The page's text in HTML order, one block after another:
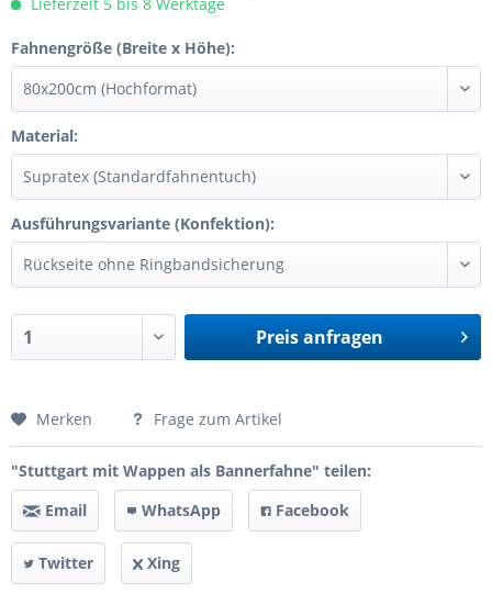
Fahnengröße (Breite x Höhe):
Material:
Ausführungsvariante (Konfektion):
Preis anfragen
Preis anfragen
Merken Frage zum Artikel
"Stuttgart mit Wappen als Bannerfahne" teilen:
Email
WhatsApp Facebook
Twitter Xing